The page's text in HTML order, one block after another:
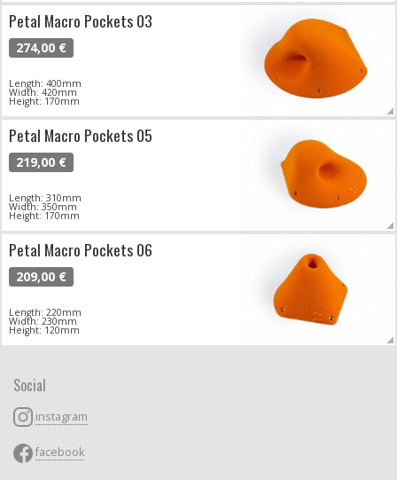
Petal Macro Pockets 03
274,00 €
Length: 400mm
Width: 420mm
Height: 170mm
Petal Macro Pockets 05
219,00 €
Length: 310mm
Width: 350mm
Height: 170mm
Petal Macro Pockets 06
209,00 €
Length: 220mm
Width: 230mm
Height: 120mm
Social
instagram
facebook